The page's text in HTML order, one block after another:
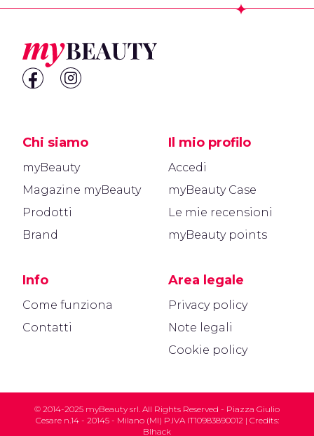
Chi siamo
myBeauty
Magazine myBeauty
Prodotti
Brand
Info
Come funziona
Contatti
Il mio profilo
Accedi
myBeauty Case
Le mie recensioni
myBeauty points
Area legale
Privacy policy
Note legali
Cookie policy
© 2014-2025 myBeauty srl. All Rights Reserved - Piazza Giulio
Cesare n.14 - 20145 - Milano (MI) P.IVA IT10983890012 | Credits:
Blhack